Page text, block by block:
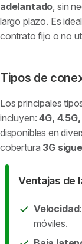
adelantado, sin
largo plazo. Es
contrato fijo o no
Tipos de
Los principales
incluyen:4G,
disponibles en
cobertura 3G
Ventajas de
Velocidad
móviles.